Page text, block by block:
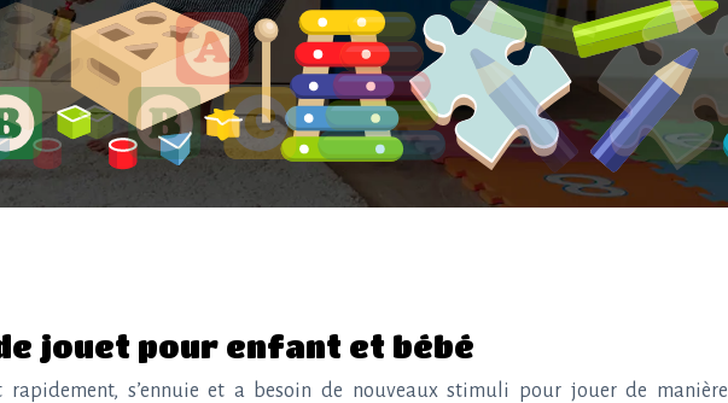
jouet pour enfant et bébé
rapidement, s’ennuie et a besoin de nouveaux stimuli pour jouer de manière